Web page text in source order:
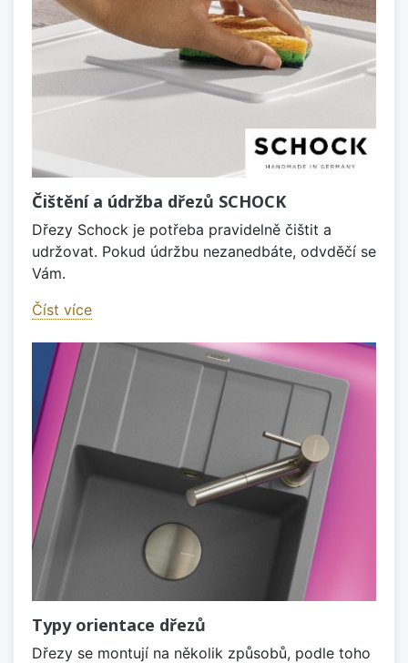
Čištění a údržba dřezů SCHOCK
Dřezy Schock je potřeba pravidelně čištit a
udržovat. Pokud údržbu nezanedbáte, odvděčí se
Vám.
Číst více
Typy orientace dřezů
Dřezy se montují na několik způsobů, podle toho